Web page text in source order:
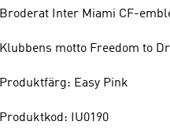
Broderat Inter Miami CF-
Klubbens motto Freedom to
Produktfärg: Easy Pink
Produktkod: IU0190